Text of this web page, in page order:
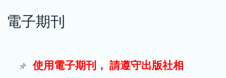
電子期刊
電子期刊
使用電子期刊， 請遵守出版社相